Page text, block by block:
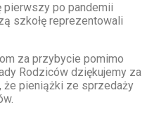
pierwszy po pandemii
szkołę reprezentowali
za przybycie pomimo
Rodziców dziękujemy za
że pieniążki ze sprzedaży